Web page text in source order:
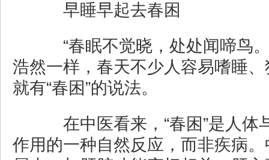
早睡早起去春困
“春眠不觉晓，处处闻啼鸟。
浩然一样，春天不少人容易嗜睡
就有“春困”的说法。
在中医看来，“春困”是人体
作用的一种自然反应，而非疾病